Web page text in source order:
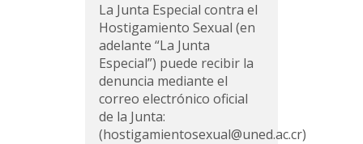
La Junta Especial contra el
Hostigamiento Sexual (en
adelante “La Junta
Especial”) puede recibir la
denuncia mediante el
correo electrónico oficial
de la Junta:
(hostigamientosexual@uned.ac.cr)